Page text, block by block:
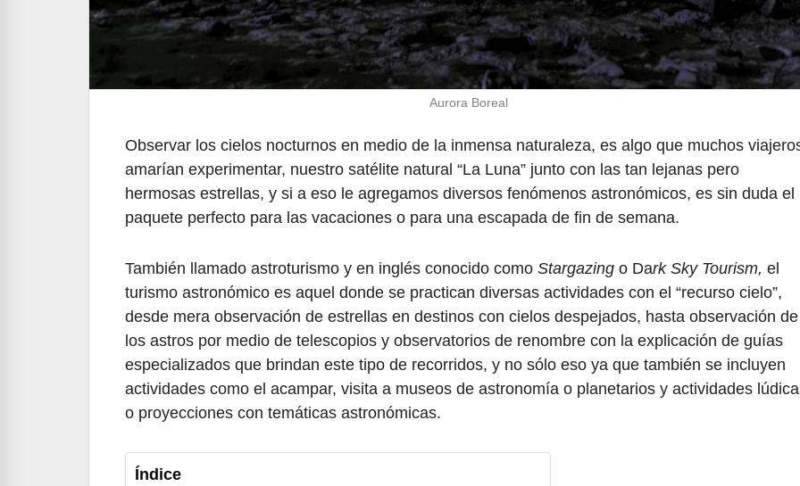
Aurora Boreal
Observar los cielos nocturnos en medio de la inmensa naturaleza, es algo que muchos
amarían experimentar, nuestro satélite natural “La Luna” junto con las tan lejanas pero
hermosas estrellas, y si a eso le agregamos diversos fenómenos astronómicos, es sin duda el
paquete perfecto para las vacaciones o para una escapada de fin de semana.
También llamado astroturismo y en inglés conocido como Stargazing o Dark Sky Tourism, el
turismo astronómico es aquel donde se practican diversas actividades con el “recurso cielo”,
desde mera observación de estrellas en destinos con cielos despejados, hasta observación de
los astros por medio de telescopios y observatorios de renombre con la explicación de guías
especializados que brindan este tipo de recorridos, y no sólo eso ya que también se incluyen
actividades como el acampar, visita a museos de astronomía o planetarios y actividades
o proyecciones con temáticas astronómicas.
Índice